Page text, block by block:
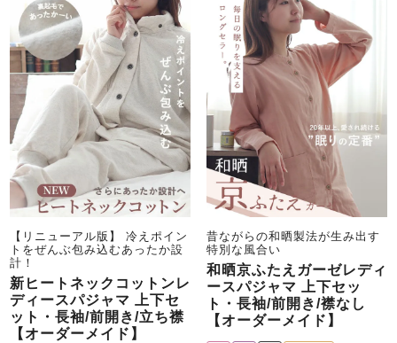
売れ筋ランキング
- Item Ranking -
新着商品
- New Arrival -
すべての季節のパジャマ一覧はこちら
ボーイズ半袖
ボーイズ前開
き
ボーイズかぶ
り
ガールズ上着
ガールズズボ
ボーイズ上着
単品
ボーイズズボ
ン単品
【リニューアル版】 冷えポイン
トをぜんぶ包み込むあったか設
計！
新ヒートネックコットンレ
ディースパジャマ 上下セ
ット・長袖/前開き/立ち襟
【オーダーメイド】
昔ながらの和晒製法が生み出す
特別な風合い
和晒京ふたえガーゼレディ
ースパジャマ 上下セッ
ト・長袖/前開き/襟なし
【オーダーメイド】